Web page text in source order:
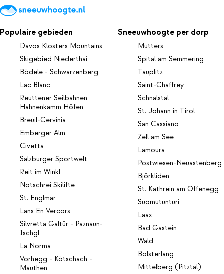
Populaire gebieden
Davos Klosters Mountains
Skigebied Niederthai
Bödele - Schwarzenberg
Lac Blanc
Reuttener Seilbahnen
Hahnenkamm Höfen
Breuil-Cervinia
Emberger Alm
Civetta
Salzburger Sportwelt
Reit im Winkl
Notschrei Skilifte
St. Englmar
Lans En Vercors
Silvretta Galtür - Paznaun-
Ischgl
La Norma
Vorhegg - Kötschach -
Mauthen
Sneeuwhoogte per dorp
Mutters
Spital am Semmering
Tauplitz
Saint-Chaffrey
Schnalstal
St. Johann in Tirol
San Cassiano
Zell am See
Lamoura
Postwiesen-Neuastenberg
Björkliden
St. Kathrein am Offenegg
Suomutunturi
Laax
Bad Gastein
Wald
Bolsterlang
Mittelberg (Pitztal)